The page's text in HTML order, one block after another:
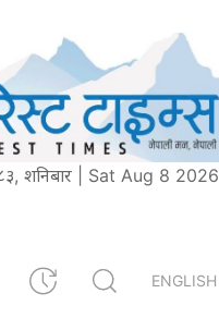
शनिबार | Sat Aug 8 2026
ENGLISH